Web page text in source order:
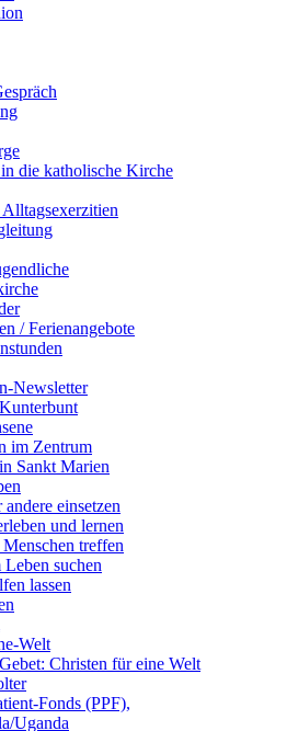
die katholische Kirche
/ Ferienangebote
Newsletter
im Zentrum
Sankt Marien
einsetzen
und lernen
treffen
Leben suchen
lassen
Welt
Christen für eine Welt
Fonds (PPF),
Uganda